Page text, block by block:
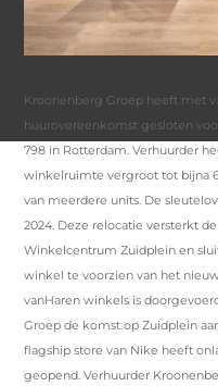
Kroonenberg Groep heeft met
huurovereenkomst gesloten
798 in Rotterdam. Verhuurder
winkelruimte vergroot tot bijna
van meerdere units. De
2024. Deze relocatie versterkt
Winkelcentrum Zuidplein en
winkel te voorzien van het
vanHaren winkels is
Groep de komst op Zuidplein
flagship store van Nike heeft
geopend. Verhuurder